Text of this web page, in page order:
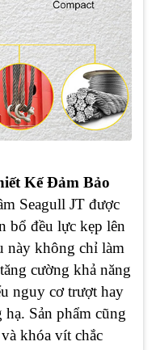
Kế Đảm Bảo
Seagull JT được
bổ đều lực kẹp lên
này không chỉ làm
cường khả năng
nguy cơ trượt hay
Sản phẩm cũng
khóa vít chắc